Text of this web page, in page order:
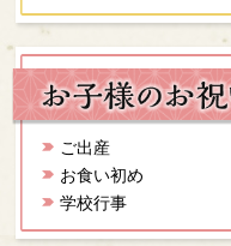
ご出産
お食い初め
学校行事